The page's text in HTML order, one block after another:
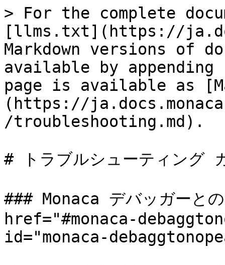
> For the complete
[llms.txt](https://
Markdown versions of
available by
page is available as
(https://
/troubleshooting.md).
# トラブルシューティング
### Monaca デバッガーと
href="#monaca-
id="monaca-